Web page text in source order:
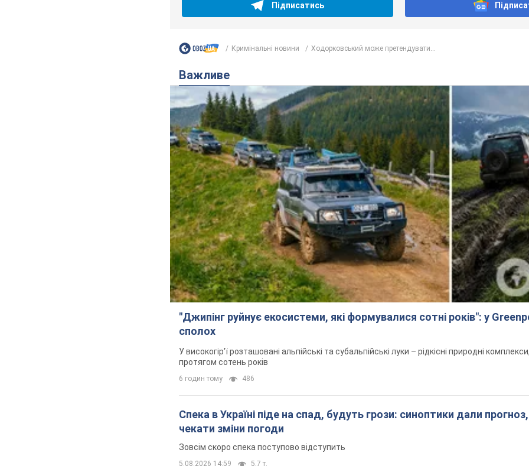
Підписатись
Кримінальні новини Ходорковський може претендувати...
Важливе
"Джипінг руйнує екосистеми, які формувалися сотні років": у
сполох
У високогір'ї розташовані альпійські та субальпійські луки – рідкісні природні
протягом сотень років
6 годин тому 486
Спека в Україні піде на спад, будуть грози: синоптики дали
чекати зміни погоди
Зовсім скоро спека поступово відступить
5.08.2026 14:59 5,7 т.